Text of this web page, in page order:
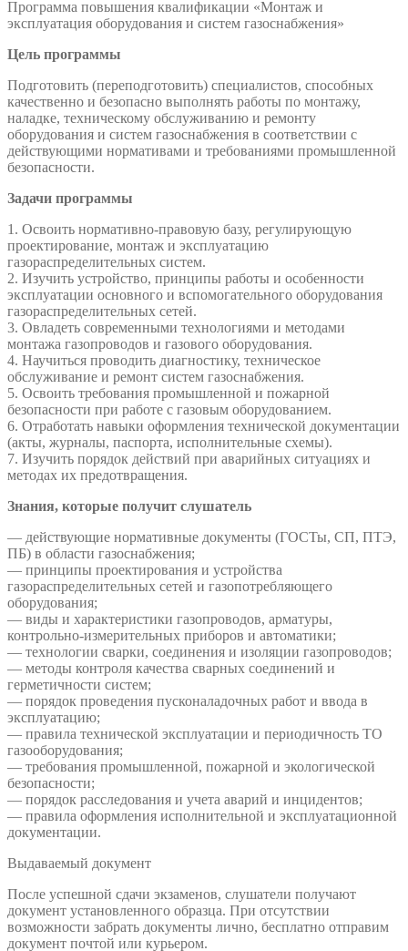
Программа повышения квалификации «Монтаж и
эксплуатация оборудования и систем газоснабжения»
Цель программы
Подготовить (переподготовить) специалистов, способных
качественно и безопасно выполнять работы по монтажу,
наладке, техническому обслуживанию и ремонту
оборудования и систем газоснабжения в соответствии с
действующими нормативами и требованиями промышленной
безопасности.
Задачи программы
1. Освоить нормативно-правовую базу, регулирующую
проектирование, монтаж и эксплуатацию
газораспределительных систем.
2. Изучить устройство, принципы работы и особенности
эксплуатации основного и вспомогательного оборудования
газораспределительных сетей.
3. Овладеть современными технологиями и методами
монтажа газопроводов и газового оборудования.
4. Научиться проводить диагностику, техническое
обслуживание и ремонт систем газоснабжения.
5. Освоить требования промышленной и пожарной
безопасности при работе с газовым оборудованием.
6. Отработать навыки оформления технической документации
(акты, журналы, паспорта, исполнительные схемы).
7. Изучить порядок действий при аварийных ситуациях и
методах их предотвращения.
Знания, которые получит слушатель
— действующие нормативные документы (ГОСТы, СП, ПТЭ,
ПБ) в области газоснабжения;
— принципы проектирования и устройства
газораспределительных сетей и газопотребляющего
оборудования;
— виды и характеристики газопроводов, арматуры,
контрольно-измерительных приборов и автоматики;
— технологии сварки, соединения и изоляции газопроводов;
— методы контроля качества сварных соединений и
герметичности систем;
— порядок проведения пусконаладочных работ и ввода в
эксплуатацию;
— правила технической эксплуатации и периодичность ТО
газооборудования;
— требования промышленной, пожарной и экологической
безопасности;
— порядок расследования и учета аварий и инцидентов;
— правила оформления исполнительной и эксплуатационной
документации.
Выдаваемый документ
После успешной сдачи экзаменов, слушатели получают
документ установленного образца. При отсутствии
возможности забрать документы лично, бесплатно отправим
документ почтой или курьером.